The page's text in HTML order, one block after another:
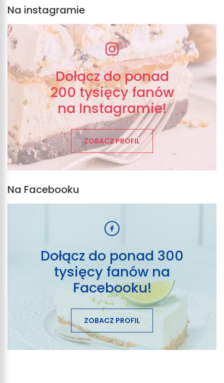
Na instagramie
Dołącz do ponad
200 tysięcy fanów
na Instagramie!
ZOBACZ PROFIL
Na Facebooku
Dołącz do ponad 300
tysięcy fanów na
Facebooku!
ZOBACZ PROFIL